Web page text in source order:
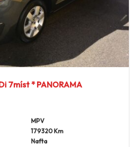
7míst * PANORAMA
MPV
179320 Km
Nafta